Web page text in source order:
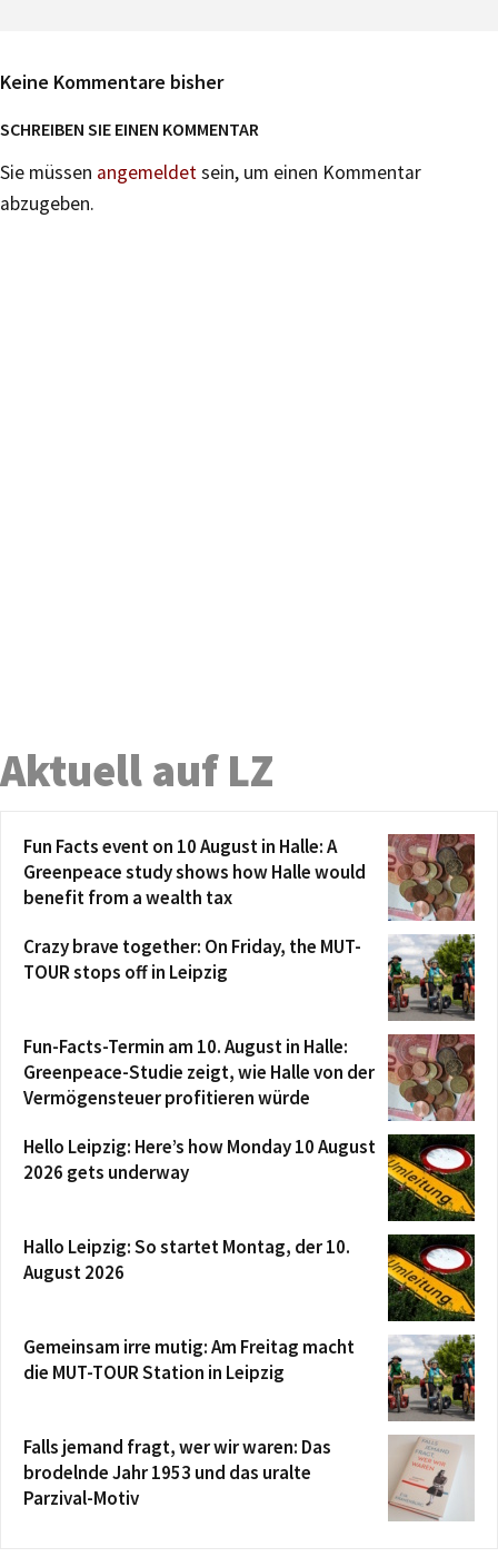
Keine Kommentare bisher
SCHREIBEN SIE EINEN KOMMENTAR
Sie müssen angemeldetsein, um einen Kommentar
abzugeben.
Aktuell auf LZ
Fun Facts event on 10 August in Halle: A
Greenpeace study shows how Halle would
benefit from a wealth tax
Crazy brave together: On Friday, the MUT-
TOUR stops off in Leipzig
Fun-Facts-Termin am 10. August in Halle:
Greenpeace-Studie zeigt, wie Halle von der
Vermögensteuer profitieren würde
Hello Leipzig: Here’s how Monday 10 August
2026 gets underway
Hallo Leipzig: So startet Montag, der 10.
August 2026
Gemeinsam irre mutig: Am Freitag macht
die MUT-TOUR Station in Leipzig
Falls jemand fragt, wer wir waren: Das
brodelnde Jahr 1953 und das uralte
Parzival-Motiv